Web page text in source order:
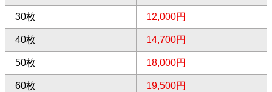
30枚 12,000円
40枚 14,700円
50枚 18,000円
60枚 19,500円